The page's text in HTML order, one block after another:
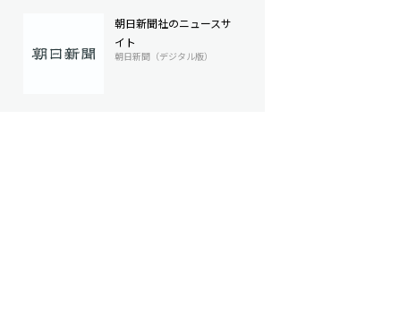
朝日新聞社のニュースサ
イト
朝日新聞（デジタル版）